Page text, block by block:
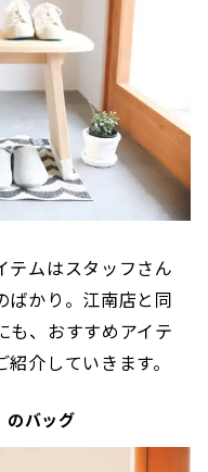
テムはスタッフさん
ばかり。江南店と同
も、おすすめアイテ
介していきます。
バッグ